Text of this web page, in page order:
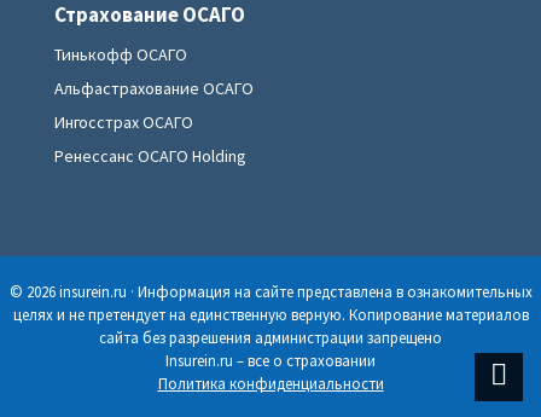
Страхование ОСАГО
Тинькофф ОСАГО
Альфастрахование ОСАГО
Ингосстрах ОСАГО
Ренессанс ОСАГО Holding
© 2026 insurein.ru · Информация на сайте представлена в ознакомительных
целях и не претендует на единственную верную. Копирование материалов
сайта без разрешения администрации запрещено
Insurein.ru – все о страховании
Политика конфиденциальности